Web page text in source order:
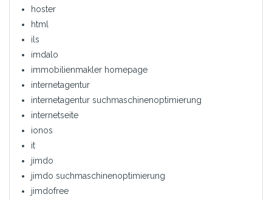
hoster
html
ils
imdalo
immobilienmakler homepage
internetagentur
internetagentur suchmaschinenoptimierung
internetseite
ionos
it
jimdo
jimdo suchmaschinenoptimierung
jimdofree